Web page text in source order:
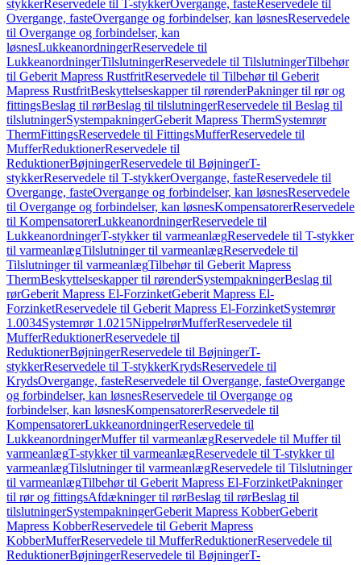
stykkerReservedele til T-stykkerOvergange, fasteReservedele til
Overgange, fasteOvergange og forbindelser, kan løsnesReservedele
til Overgange og forbindelser, kan
løsnesLukkeanordningerReservedele til
LukkeanordningerTilslutningerReservedele til TilslutningerTilbehør
til Geberit Mapress RustfritReservedele til Tilbehør til Geberit
Mapress RustfritBeskyttelseskapper til rørenderPakninger til rør og
fittingsBeslag til rørBeslag til tilslutningerReservedele til Beslag til
tilslutningerSystempakningerGeberit Mapress ThermSystemrør
ThermFittingsReservedele til FittingsMufferReservedele til
MufferReduktionerReservedele til
ReduktionerBøjningerReservedele til BøjningerT-
stykkerReservedele til T-stykkerOvergange, fasteReservedele til
Overgange, fasteOvergange og forbindelser, kan løsnesReservedele
til Overgange og forbindelser, kan løsnesKompensatorerReservedele
til KompensatorerLukkeanordningerReservedele til
LukkeanordningerT-stykker til varmeanlægReservedele til T-stykker
til varmeanlægTilslutninger til varmeanlægReservedele til
Tilslutninger til varmeanlægTilbehør til Geberit Mapress
ThermBeskyttelseskapper til rørenderSystempakningerBeslag til
rørGeberit Mapress El-ForzinketGeberit Mapress El-
ForzinketReservedele til Geberit Mapress El-ForzinketSystemrør
1.0034Systemrør 1.0215NippelrørMufferReservedele til
MufferReduktionerReservedele til
ReduktionerBøjningerReservedele til BøjningerT-
stykkerReservedele til T-stykkerKrydsReservedele til
KrydsOvergange, fasteReservedele til Overgange, fasteOvergange
og forbindelser, kan løsnesReservedele til Overgange og
forbindelser, kan løsnesKompensatorerReservedele til
KompensatorerLukkeanordningerReservedele til
LukkeanordningerMuffer til varmeanlægReservedele til Muffer til
varmeanlægT-stykker til varmeanlægReservedele til T-stykker til
varmeanlægTilslutninger til varmeanlægReservedele til Tilslutninger
til varmeanlægTilbehør til Geberit Mapress El-ForzinketPakninger
til rør og fittingsAfdækninger til rørBeslag til rørBeslag til
tilslutningerSystempakningerGeberit Mapress KobberGeberit
Mapress KobberReservedele til Geberit Mapress
KobberMufferReservedele til MufferReduktionerReservedele til
ReduktionerBøjningerReservedele til BøjningerT-